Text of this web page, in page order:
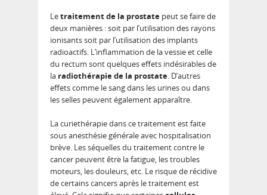
Letraitement de la prostate peut se faire de
deux manières : soit par l’utilisation des rayons
ionisants soit par l’utilisation des implants
radioactifs. L’inflammation de la vessie et celle
du rectum sont quelques effets indésirables de
la radiothérapie de la prostate . D’autres
effets comme le sang dans les urines ou dans
les selles peuvent également apparaître.
La curiethérapie dans ce traitement est faite
sous anesthésie générale avec hospitalisation
brève. Les séquelles du traitement contre le
cancer peuvent être la fatigue, les troubles
moteurs, les douleurs, etc. Le risque de récidive
de certains cancers après le traitement est